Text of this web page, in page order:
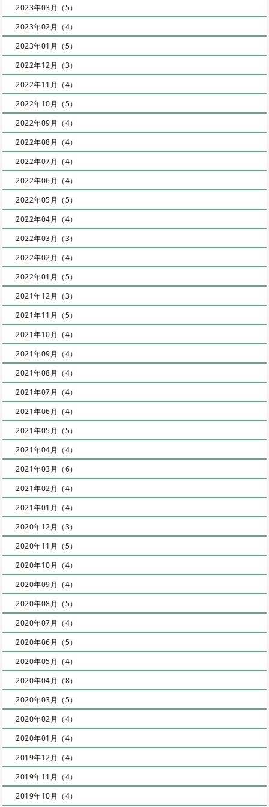
2023年03月（5）
2023年02月（4）
2023年01月（5）
2022年12月（3）
2022年11月（4）
2022年10月（5）
2022年09月（4）
2022年08月（4）
2022年07月（4）
2022年06月（4）
2022年05月（5）
2022年04月（4）
2022年03月（3）
2022年02月（4）
2022年01月（5）
2021年12月（3）
2021年11月（5）
2021年10月（4）
2021年09月（4）
2021年08月（4）
2021年07月（4）
2021年06月（4）
2021年05月（5）
2021年04月（4）
2021年03月（6）
2021年02月（4）
2021年01月（4）
2020年12月（3）
2020年11月（5）
2020年10月（4）
2020年09月（4）
2020年08月（5）
2020年07月（4）
2020年06月（5）
2020年05月（4）
2020年04月（8）
2020年03月（5）
2020年02月（4）
2020年01月（4）
2019年12月（4）
2019年11月（4）
2019年10月（4）